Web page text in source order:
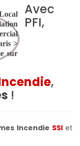
Avec
PFI,
,
!
Incendie SSIet